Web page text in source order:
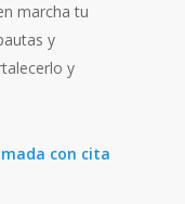
marcha tu
y
y
con cita